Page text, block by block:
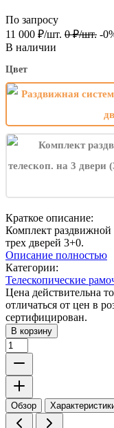
По запросу
11 000 ₽/шт. 0 ₽/шт. -
В наличии
Цвет
Краткое описание:
Комплект раздвижной
трех дверей 3+0.
Описание полностью
Категории:
Телескопические
Цена действительна
отличаться от цен в
сертифицирован.
В корзину
Обзор